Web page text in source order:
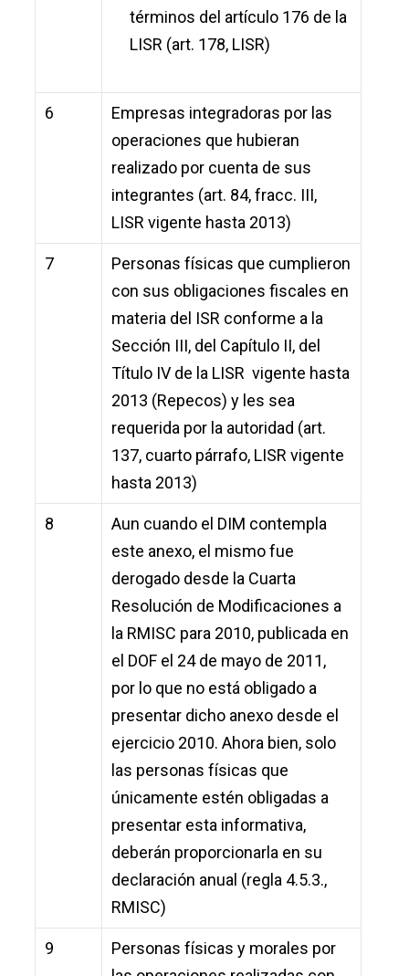
términos del artículo 176 de la
LISR (art. 178, LISR)
6
Empresas integradoras por las
operaciones que hubieran
realizado por cuenta de sus
integrantes (art. 84, fracc. III,
LISR vigente hasta 2013)
7
Personas físicas que cumplieron
con sus obligaciones fiscales en
materia del ISR conforme a la
Sección III, del Capítulo II, del
Título IV de la LISR vigente hasta
2013 (Repecos) y les sea
requerida por la autoridad (art.
137, cuarto párrafo, LISR vigente
hasta 2013)
8
Aun cuando el DIM contempla
este anexo, el mismo fue
derogado desde la Cuarta
Resolución de Modificaciones a
la RMISC para 2010, publicada en
el DOF el 24 de mayo de 2011,
por lo que no está obligado a
presentar dicho anexo desde el
ejercicio 2010. Ahora bien, solo
las personas físicas que
únicamente estén obligadas a
presentar esta informativa,
deberán proporcionarla en su
declaración anual (regla 4.5.3.,
RMISC)
9
Personas físicas y morales por